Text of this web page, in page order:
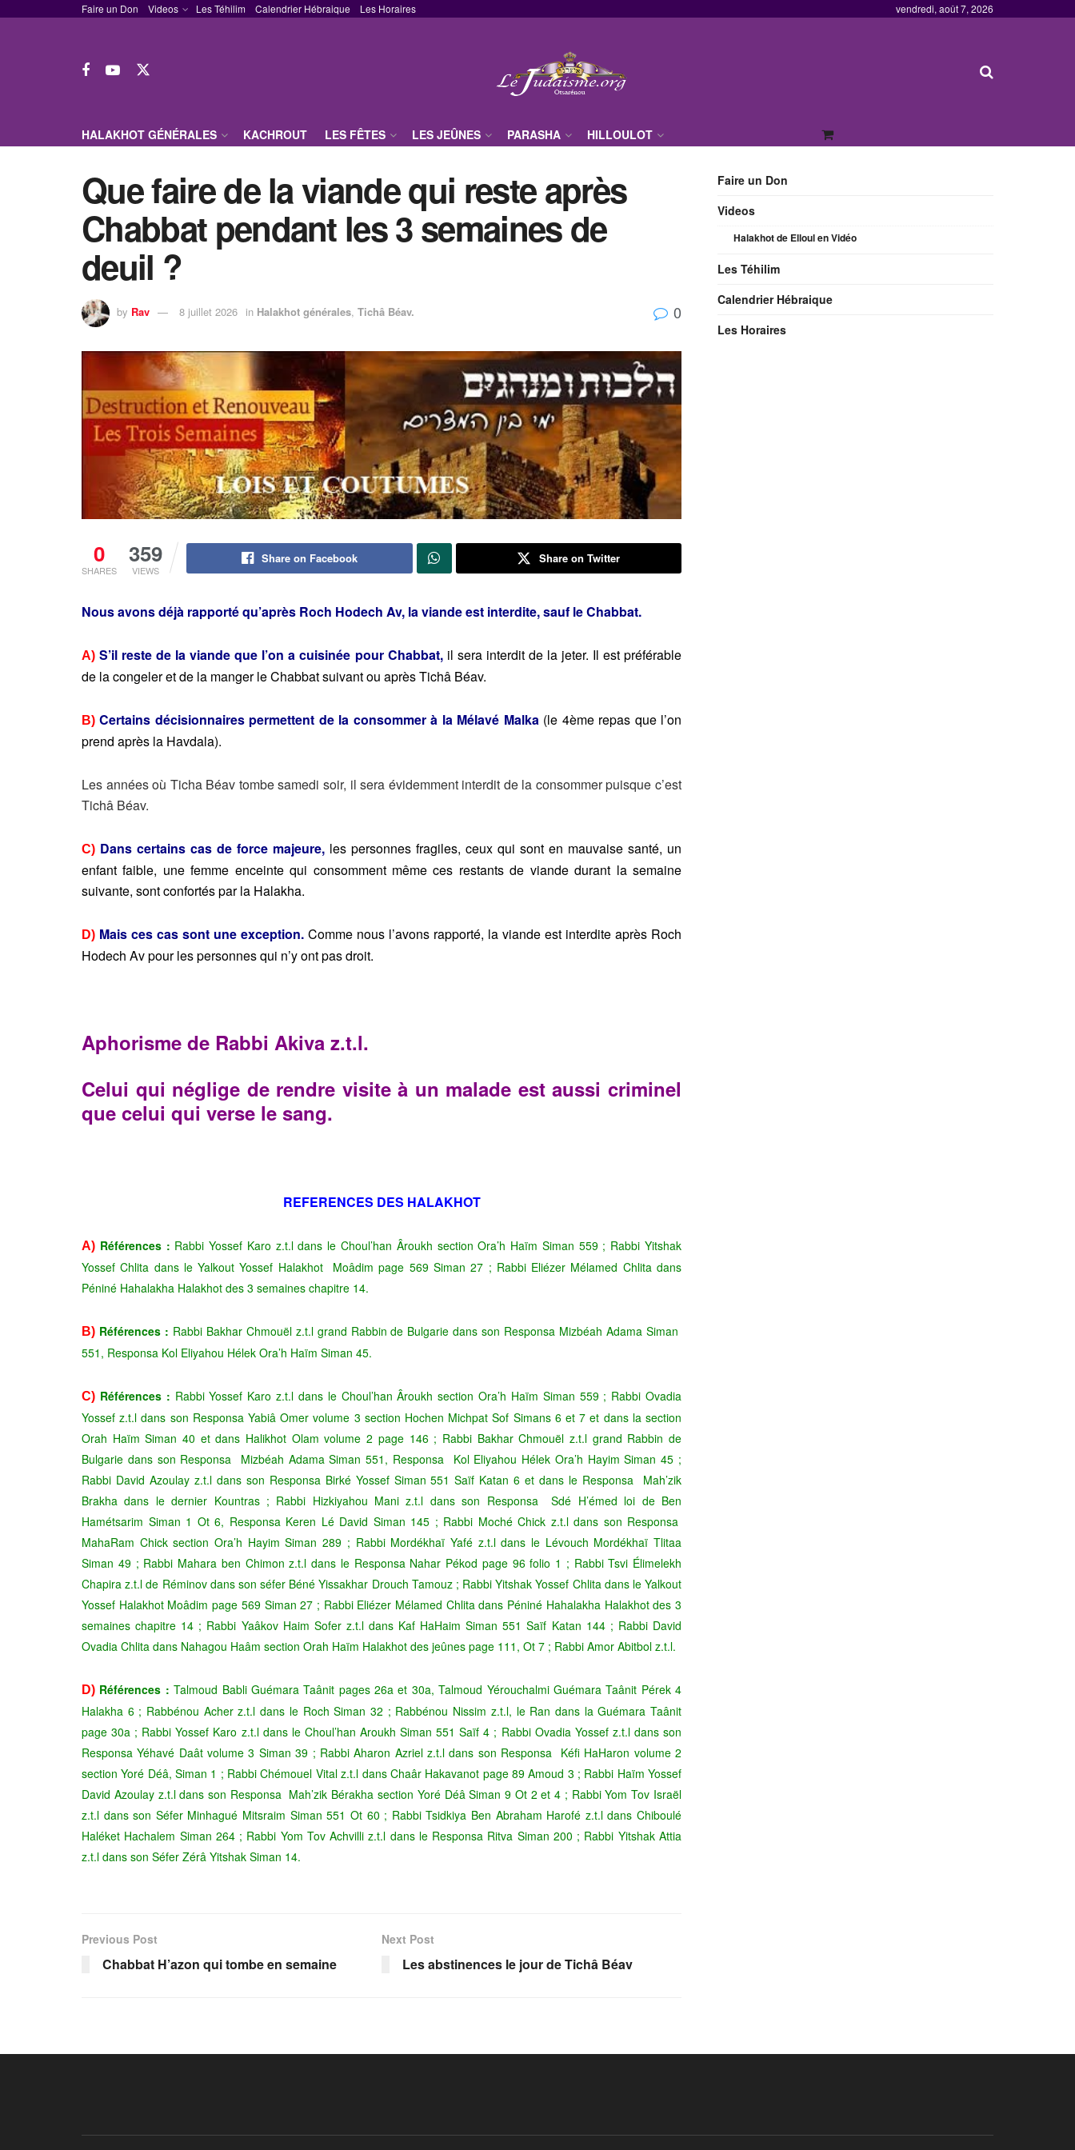
Faire un Don Videos Les Téhilim Calendrier Hébraique Les Horaires vendredi, août 7, 2026
HALAKHOT GÉNÉRALES KACHROUT LES FÊTES LES JEÛNES PARASHA HILLOULOT
Que faire de la viande qui reste après
Chabbat pendant les 3 semaines de
deuil ?
by Rav 8 juillet 2026 in Halakhot générales, Tichâ Béav. 0
0
SHARES
359
VIEWS
Share on Facebook Share on Twitter
Nous avons déjà rapporté qu’après Roch Hodech Av, la viande est interdite, sauf le Chabbat.
A) S’il reste de la viande que l’on a cuisinée pour Chabbat,il sera interdit de la jeter. Il est préférable
de la congeler et de la manger le Chabbat suivant ou après Tichâ Béav.
B) Certains décisionnaires permettent de la consommer à la Mélavé Malka (le 4ème repas que l’on
prend après la Havdala).
Les années où Ticha Béav tombe samedi soir, il sera évidemment interdit de la consommer puisque c’est
Tichâ Béav.
C) Dans certains cas de force majeure, les personnes fragiles, ceux qui sont en mauvaise santé, un
enfant faible, une femme enceintequi consomment même ces restants de viande durant la semaine
suivante, sont confortés par la Halakha.
D) Mais ces cas sont une exception. Comme nous l’avons rapporté, la viande est interdite après Roch
Hodech Av pour les personnes qui n’y ont pas droit.
Aphorisme de Rabbi Akiva z.t.l.
Celui qui néglige de rendre visite à un malade est aussi criminel
que celui qui verse le sang.
REFERENCES DES HALAKHOT
A) Références : Rabbi Yossef Karo z.t.l dans le Choul’han Âroukh section Ora’h Haïm Siman 559 ; Rabbi Yitshak
Yossef Chlita dans le Yalkout Yossef Halakhot Moâdim page 569 Siman 27 ; Rabbi Eliézer Mélamed Chlita dans
Péniné Hahalakha Halakhot des 3 semaines chapitre 14.
B) Références : Rabbi Bakhar Chmouël z.t.l grand Rabbin de Bulgarie dans son Responsa Mizbéah Adama Siman
551, Responsa Kol Eliyahou Hélek Ora’h Haïm Siman 45.
C) Références : Rabbi Yossef Karo z.t.l dans le Choul’han Âroukh section Ora’h Haïm Siman 559 ; Rabbi Ovadia
Yossef z.t.l dans son Responsa Yabiâ Omer volume 3 section Hochen Michpat Sof Simans 6 et 7 et dans la section
Orah Haïm Siman 40 et dans Halikhot Olam volume 2 page 146 ; Rabbi Bakhar Chmouël z.t.l grand Rabbin de
Bulgarie dans son Responsa Mizbéah Adama Siman 551, Responsa Kol Eliyahou Hélek Ora’h Hayim Siman 45 ;
Rabbi David Azoulay z.t.l dans son Responsa Birké Yossef Siman 551 Saïf Katan 6 et dans le Responsa Mah’zik
Brakha dans le dernier Kountras ; Rabbi Hizkiyahou Mani z.t.l dans son Responsa Sdé H’émed loi de Ben
Hamétsarim Siman 1 Ot 6, Responsa Keren Lé David Siman 145 ; Rabbi Moché Chick z.t.l dans son Responsa
MahaRam Chick section Ora’h Hayim Siman 289 ; Rabbi Mordékhaï Yafé z.t.l dans le Lévouch Mordékhaï Tlitaa
Siman 49 ; Rabbi Mahara ben Chimon z.t.l dans le Responsa Nahar Pékod page 96 folio 1 ; Rabbi Tsvi Élimelekh
Chapira z.t.l de Réminov dans son séfer Béné Yissakhar Drouch Tamouz ; Rabbi Yitshak Yossef Chlita dans le Yalkout
Yossef Halakhot Moâdim page 569 Siman 27 ; Rabbi Eliézer Mélamed Chlita dans Péniné Hahalakha Halakhot des 3
semaines chapitre 14 ; Rabbi Yaâkov Haim Sofer z.t.l dans Kaf HaHaim Siman 551 Saïf Katan 144 ; Rabbi David
Ovadia Chlita dans Nahagou Haâm section Orah Haïm Halakhot des jeûnes page 111, Ot 7 ; Rabbi Amor Abitbol z.t.l.
D) Références :Talmoud Babli Guémara Taânit pages 26a et 30a, Talmoud Yérouchalmi Guémara Taânit Pérek 4
Halakha 6 ; Rabbénou Acher z.t.l dans le Roch Siman 32 ; Rabbénou Nissim z.t.l, le Ran dans la Guémara Taânit
page 30a ; Rabbi Yossef Karo z.t.l dans le Choul’han Aroukh Siman 551 Saïf 4 ; Rabbi Ovadia Yossef z.t.l dans son
Responsa Yéhavé Daât volume 3 Siman 39 ; Rabbi Aharon Azriel z.t.l dans son Responsa Kéfi HaHaron volume 2
section Yoré Déâ, Siman 1 ; Rabbi Chémouel Vital z.t.l dans Chaâr Hakavanot page 89 Amoud 3 ; Rabbi Haïm Yossef
David Azoulay z.t.l dans son Responsa Mah’zik Bérakha section Yoré Déâ Siman 9 Ot 2 et 4 ; Rabbi Yom Tov Israël
z.t.l dans son Séfer Minhagué Mitsraim Siman 551 Ot 60 ; Rabbi Tsidkiya Ben Abraham Harofé z.t.l dans Chiboulé
Haléket Hachalem Siman 264 ; Rabbi Yom Tov Achvilli z.t.l dans le Responsa Ritva Siman 200 ; Rabbi Yitshak Attia
z.t.l dans son Séfer Zérâ Yitshak Siman 14.
Previous Post
Chabbat H’azon qui tombe en semaine
Next Post
Les abstinences le jour de Tichâ Béav
Faire un Don
Videos
Halakhot de Elloul en Vidéo
Les Téhilim
Calendrier Hébraique
Les Horaires